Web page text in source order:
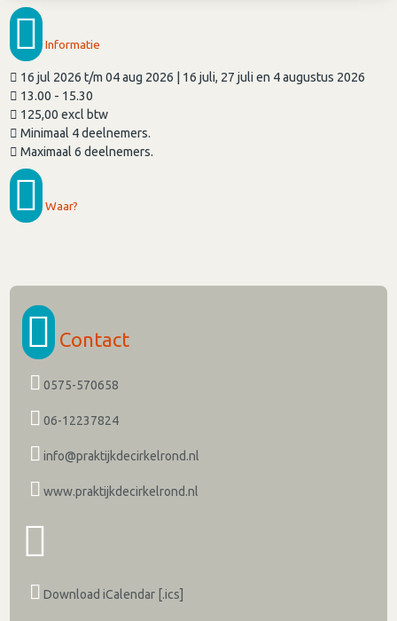
Informatie
16 jul 2026 t/m 04 aug 2026 | 16 juli, 27 juli en 4 augustus 2026
13.00 - 15.30
125,00 excl btw
Minimaal 4 deelnemers.
Maximaal 6 deelnemers.
Waar?
Contact
0575-570658
06-12237824
info@praktijkdecirkelrond.nl
www.praktijkdecirkelrond.nl
Download iCalendar [.ics]